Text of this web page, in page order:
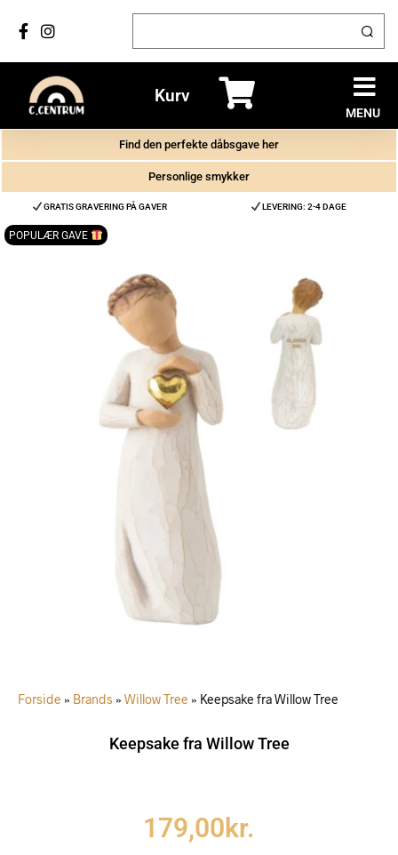
Kurv
MENU
Find den perfekte dåbsgave her
Personlige smykker
GRATIS GRAVERING PÅ GAVER LEVERING: 2-4 DAGE
POPULÆR GAVE
Forside » Brands » Willow Tree » Keepsake fra Willow Tree
Keepsake fra Willow Tree
179,00kr.